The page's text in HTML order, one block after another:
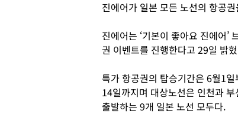
진에어가 일본 모든 노선의 항공
진에어는 ‘기본이 좋아요 진에어
권 이벤트를 진행한다고 29일 밝
특가 항공권의 탑승기간은 6월1일
14일까지며 대상노선은 인천과 부
출발하는 9개 일본 노선 모두다.